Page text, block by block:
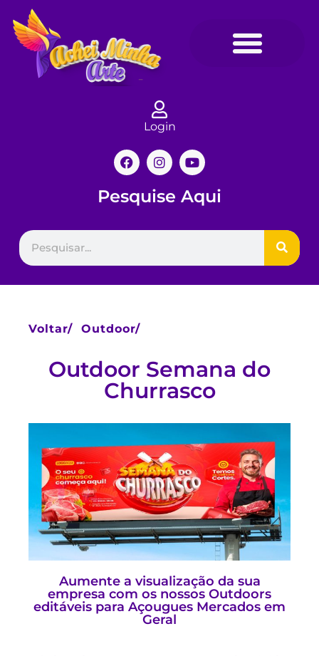
Login
Pesquise Aqui
Voltar/ Outdoor/
Outdoor Semana do
Churrasco
Aumente a visualização da sua
empresa com os nossos Outdoors
editáveis para Açougues Mercados em
Geral